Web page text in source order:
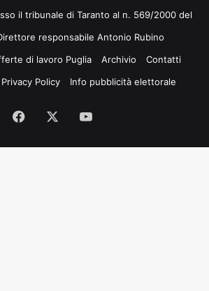
il tribunale di Taranto al n. 569/2000 del
responsabile Antonio Rubino
di lavoro Puglia Archivio
Contatti
Privacy Policy Info pubblicità elettorale
Facebook
Tube